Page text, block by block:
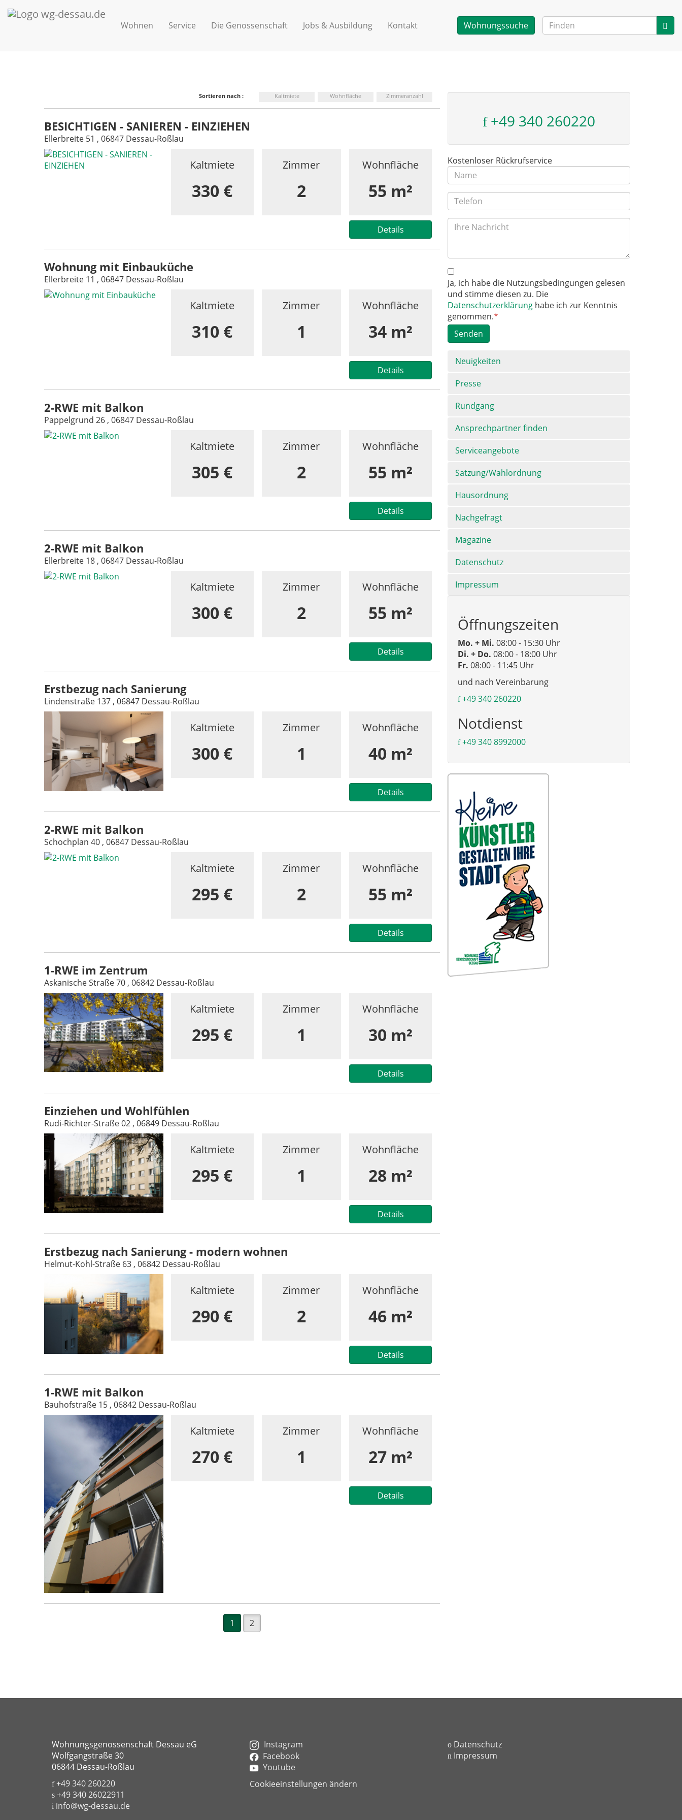
Wohnen Service Die Genossenschaft Jobs & Ausbildung Kontakt Wohnungssuche
Zimmeranzahl
Wohnfläche
Kaltmiete
Sortieren nach :
BESICHTIGEN - SANIEREN - EINZIEHEN
Ellerbreite 51 , 06847 Dessau-Roßlau
Kaltmiete
330 €
Zimmer
2
Wohnfläche
55 m²
Details
Wohnung mit Einbauküche
Ellerbreite 11 , 06847 Dessau-Roßlau
Kaltmiete
310 €
Zimmer
1
Wohnfläche
34 m²
Details
2-RWE mit Balkon
Pappelgrund 26 , 06847 Dessau-Roßlau
Kaltmiete
305 €
Zimmer
2
Wohnfläche
55 m²
Details
2-RWE mit Balkon
Ellerbreite 18 , 06847 Dessau-Roßlau
Kaltmiete
300 €
Zimmer
2
Wohnfläche
55 m²
Details
Erstbezug nach Sanierung
Lindenstraße 137 , 06847 Dessau-Roßlau
Kaltmiete
300 €
Zimmer
1
Wohnfläche
40 m²
Details
2-RWE mit Balkon
Schochplan 40 , 06847 Dessau-Roßlau
Kaltmiete
295 €
Zimmer
2
Wohnfläche
55 m²
Details
1-RWE im Zentrum
Askanische Straße 70 , 06842 Dessau-Roßlau
Kaltmiete
295 €
Zimmer
1
Wohnfläche
30 m²
Details
Einziehen und Wohlfühlen
Rudi-Richter-Straße 02 , 06849 Dessau-Roßlau
Kaltmiete
295 €
Zimmer
1
Wohnfläche
28 m²
Details
Erstbezug nach Sanierung - modern wohnen
Helmut-Kohl-Straße 63 , 06842 Dessau-Roßlau
Kaltmiete
290 €
Zimmer
2
Wohnfläche
46 m²
Details
1-RWE mit Balkon
Bauhofstraße 15 , 06842 Dessau-Roßlau
Kaltmiete
270 €
Zimmer
1
Wohnfläche
27 m²
Details
1 2
+49 340 260220
Kostenloser Rückrufservice
Ja, ich habe die Nutzungsbedingungen gelesen
und stimme diesen zu. Die
Datenschutzerklärung habe ich zur Kenntnis
genommen.*
Senden
Navigation
überspringen
Neuigkeiten
Presse
Rundgang
Ansprechpartner finden
Serviceangebote
Satzung/Wahlordnung
Hausordnung
Nachgefragt
Magazine
Datenschutz
Impressum
Öffnungszeiten
Mo. + Mi. 08:00 - 15:30 Uhr
Di. + Do. 08:00 - 18:00 Uhr
Fr. 08:00 - 11:45 Uhr
und nach Vereinbarung
+49 340 260220
Notdienst
+49 340 8992000
Wohnungsgenossenschaft Dessau eG
Wolfgangstraße 30
06844 Dessau-Roßlau
+49 340 260220
+49 340 26022911
info@wg-dessau.de
Instagram
Facebook
Youtube
Cookieeinstellungen ändern
Datenschutz
Impressum